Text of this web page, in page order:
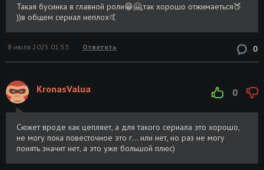
Такая бусинка в главной роли😁🤗,так хорошо отжимаеться🍑
))в общем сериал неплох🤙
0
8 июля 2025 01:53 Ответить
0
KronasValua
Сюжет вроде как цепляет, а для такого сериала это хорошо,
не могу пока повесточное это г... или нет, но раз не могу
понять значит нет, а это уже большой плюс)